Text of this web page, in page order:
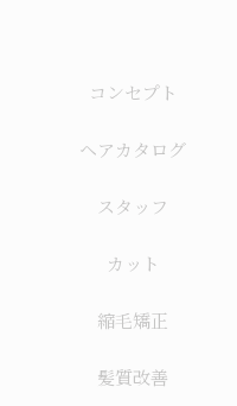
コンセプト
ヘアカタログ
スタッフ
カット
縮毛矯正
髪質改善